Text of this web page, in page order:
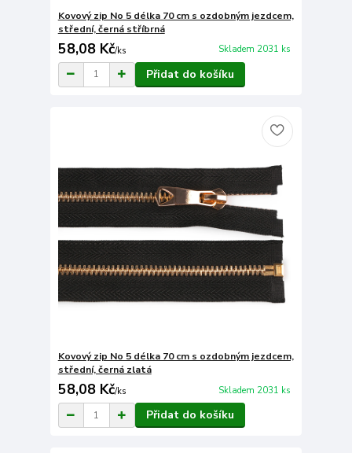
Kovový zip No 5 délka 70 cm s ozdobným jezdcem,
střední, černá stříbrná
58,08 Kč/ks Skladem 2031 ks
Přidat do košíku
Kovový zip No 5 délka 70 cm s ozdobným jezdcem,
střední, černá zlatá
58,08 Kč/ks Skladem 2031 ks
Přidat do košíku